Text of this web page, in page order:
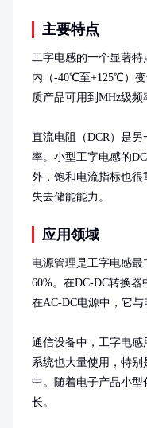
主要特点
工字电感的一个显著特
内（-40℃至+125℃）
质产品可用到MHz级频
直流电阻（DCR）是
率。小型工字电感的
外，饱和电流指标也
失去储能能力。
应用领域
电源管理是工字电感
60%。在DC-DC转换器
在AC-DC电源中，它与
通信设备中，工字电
系统也大量使用，特
中。随着电子产品小
长。